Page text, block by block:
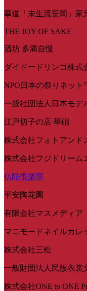
華道「未生流笹岡」家
THE JOY OF SAKE
酒坊 多満自慢
ダイドードリンコ株式
NPO日本の祭りネット
一般社団法人日本モデ
江戸切子の店 華硝
株式会社フォトアンド
株式会社フジドリーム
仏陀倶楽部
平安陶花園
有限会社マスメディア
マニモードネイルカレ
株式会社三松
一般財団法人民族衣裳
株式会社ONE to ONE